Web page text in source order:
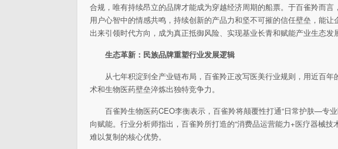
合规，唯有持续昂立的品牌才能成为穿越经济周期的船票。于百雀羚而言
用户心智中的情感共鸣，持续创新的产品力和坚不可摧的信任壁垒，能让
出来引领时代方向，成为真正抵御风险、实现基业长青和赋能产业生态发
生态革新：民族品牌重塑行业发展逻辑
从七年积淀到全产业链布局，百雀羚正改写医美行业规则，用近百年
术和生物医药壁垒淬炼出独特竞争力。
百雀羚生物医药CEO李衡表示，百雀羚将颠覆性打通“日常护肤—专
向赋能。行业分析师指出，百雀羚所打造的“消费品运营能力+医疗器械
难以复制的核心优势。